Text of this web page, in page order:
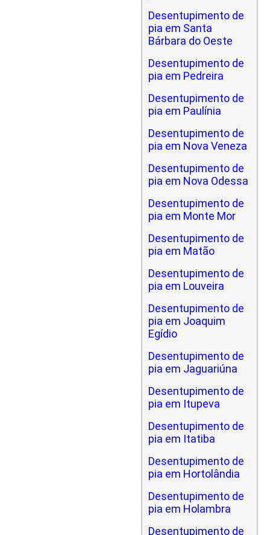
Desentupimento de
pia em Santa
Bárbara do Oeste
Desentupimento de
pia em Pedreira
Desentupimento de
pia em Paulínia
Desentupimento de
pia em Nova Veneza
Desentupimento de
pia em Nova Odessa
Desentupimento de
pia em Monte Mor
Desentupimento de
pia em Matão
Desentupimento de
pia em Louveira
Desentupimento de
pia em Joaquim
Egídio
Desentupimento de
pia em Jaguariúna
Desentupimento de
pia em Itupeva
Desentupimento de
pia em Itatiba
Desentupimento de
pia em Hortolândia
Desentupimento de
pia em Holambra
Desentupimento de